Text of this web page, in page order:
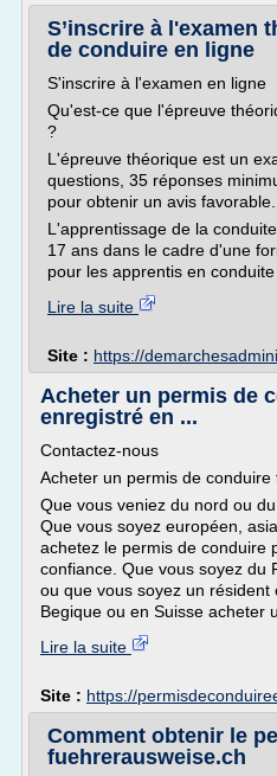
S’inscrire à l'examen
de conduire en ligne
S'inscrire à l'examen en ligne
Qu'est-ce que l'épreuve
?
L'épreuve théorique est un
questions, 35 réponses
pour obtenir un avis favorable.
L'apprentissage de la
17 ans dans le cadre d'une
pour les apprentis en conduite
Lire la suite
Site : https://
Acheter un permis de
enregistré en ...
Contactez-nous
Acheter un permis de
Que vous veniez du nord ou
Que vous soyez européen,
achetez le permis de conduire
confiance. Que vous soyez du
ou que vous soyez un
Begique ou en Suisse acheter
Lire la suite
Site : https://
Comment obtenir le
fuehrerausweise.ch